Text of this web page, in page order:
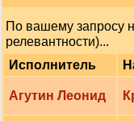
По вашему запросу
релевантности)...
Исполнитель
Агутин Леонид